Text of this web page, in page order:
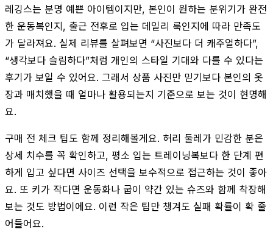
레깅스는 분명 예쁜 아이템이지만, 본인이 원하는 분위기가 완전
한 운동복인지, 출근 전후로 입는 데일리 룩인지에 따라 만족도
가 달라져요. 실제 리뷰를 살펴보면 “사진보다 더 캐주얼하다”,
“생각보다 슬림하다”처럼 개인의 스타일 기대와 다를 수 있다는
후기가 보일 수 있어요. 그래서 상품 사진만 믿기보다 본인의 옷
장과 매치했을 때 얼마나 활용되는지 기준으로 보는 것이 현명해
요.
구매 전 체크 팁도 함께 정리해볼게요. 허리 둘레가 민감한 분은
상세 치수를 꼭 확인하고, 평소 입는 트레이닝복보다 한 단계 편
하게 입고 싶다면 사이즈 선택을 보수적으로 접근하는 것이 좋아
요. 또 키가 작다면 운동화나 굽이 약간 있는 슈즈와 함께 착장해
보는 것도 방법이에요. 이런 작은 팁만 챙겨도 실패 확률이 확 줄
어들어요.